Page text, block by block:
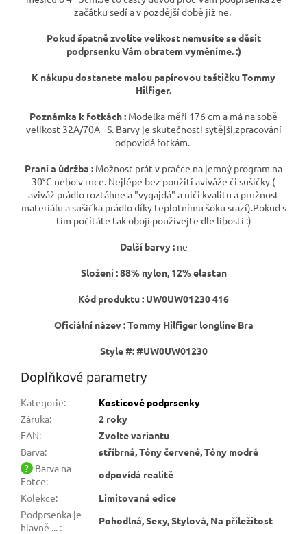
začátku sedí a v pozdější době již ne.
Pokud špatně zvolíte velikost nemusíte se děsit
podprsenku Vám obratem vyměníme. :)
K nákupu dostanete malou papírovou taštičku Tommy
Hilfiger.
Poznámka k fotkách : Modelka měří 176 cm a má na sobě
velikost 32A/70A - S. Barvy je skutečnosti sytější,zpracování
odpovídá fotkám.
Praní a údržba : Možnost prát v pračce na jemný program na
30°C nebo v ruce. Nejlépe bez použití aviváže či sušičky (
aviváž prádlo roztáhne a "vygajdá" a ničí kvalitu a pružnost
materiálu a sušička prádlo díky teplotnímu šoku srazí).Pokud s
tím počítáte tak obojí používejte dle libosti :)
Další barvy :ne
Složení : 88% nylon, 12% elastan
Kód produktu : UW0UW01230 416
Oficiální název : Tommy Hilfiger longline Bra
Style #: #UW0UW01230
Doplňkové parametry
Kategorie:
Kosticové podprsenky
Záruka:
2 roky
EAN:
Zvolte variantu
Barva:
stříbrná, Tóny červené, Tóny modré
? Barva na
Fotce:
odpovídá realitě
Kolekce:
Limitovaná edice
Podprsenka je
hlavně ... :
Pohodlná, Sexy, Stylová, Na příležitost